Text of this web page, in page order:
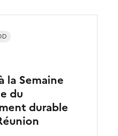
la Semaine
du
durable